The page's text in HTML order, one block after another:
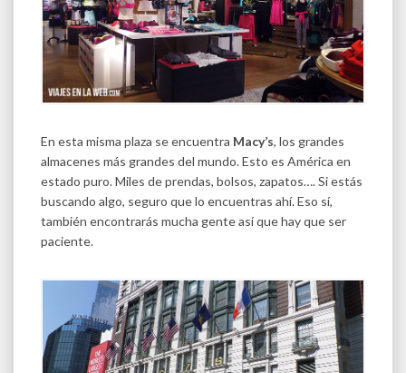
En esta misma plaza se encuentra Macy’s, los grandes
almacenes más grandes del mundo. Esto es América en
estado puro. Miles de prendas, bolsos, zapatos…. Si estás
buscando algo, seguro que lo encuentras ahí. Eso sí,
también encontrarás mucha gente así que hay que ser
paciente.